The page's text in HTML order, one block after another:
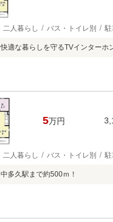
二人暮らし バス・トイレ別
快適な暮らしを守るTVインターホ
5万円
二人暮らし バス・トイレ別
中多久駅まで約500ｍ！